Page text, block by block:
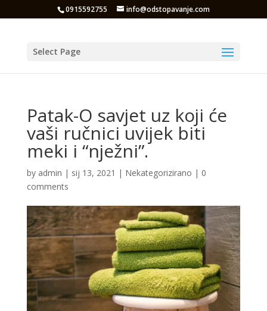
0915592755 info@odstopavanje.com
Select Page
Patak-O savjet uz koji će
vaši ručnici uvijek biti
meki i “nježni”.
by admin | sij 13, 2021 | Nekategorizirano | 0
comments